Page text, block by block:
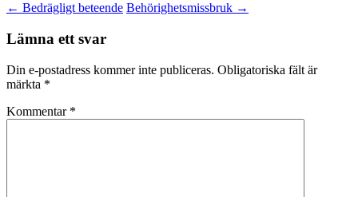
← Bedrägligt beteende Behörighetsmissbruk →
Lämna ett svar
Din e-postadress kommer inte publiceras. Obligatoriska fält är
märkta *
Kommentar *